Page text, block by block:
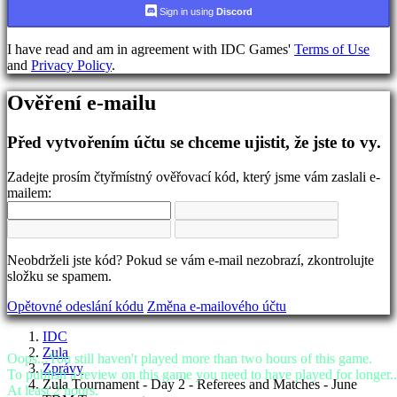
BS
CS
DA
DE
EN
ES
FR
HR
NL
NO
PT
RO
SR
SV
TH
Sign in using Discord
I have read and am in agreement with IDC Games' Terms of Use
and Privacy Policy.
Ověření e-mailu
Před vytvořením účtu se chceme ujistit, že jste to vy.
Zadejte prosím čtyřmístný ověřovací kód, který jsme vám zaslali e-
mailem:
Neobdrželi jste kód? Pokud se vám e-mail nezobrazí, zkontrolujte
složku se spamem.
Opětovné odeslání kódu Změna e-mailového účtu
IDC
Zula
Zprávy
Zula Tournament - Day 2 - Referees and Matches - June
Oops...You still haven't played more than two hours of this game.
To publish a review on this game you need to have played for
At least 2 hours.